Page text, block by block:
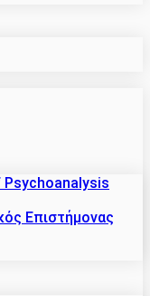
Psychoanalysis
Επιστήμονας